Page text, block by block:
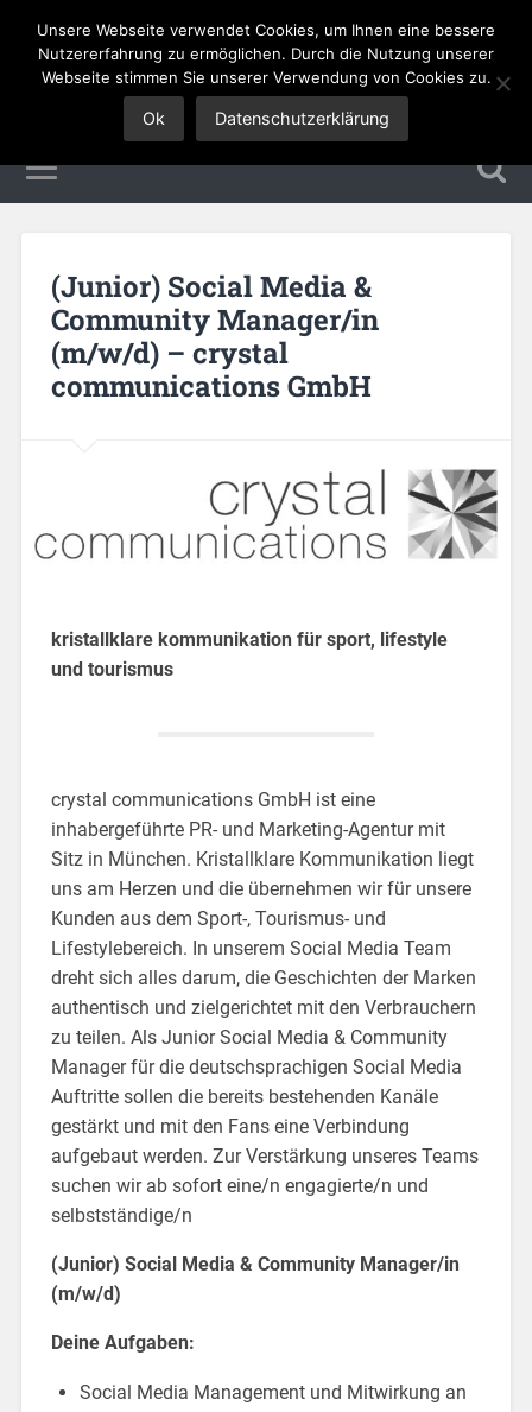
Tourismus Jobs
(Junior) Social Media &
Community Manager/in
(m/w/d) – crystal
communications GmbH
kristallklare kommunikation für sport, lifestyle
und tourismus
crystal communications GmbH ist eine
inhabergeführte PR- und Marketing-Agentur mit
Sitz in München. Kristallklare Kommunikation liegt
uns am Herzen und die übernehmen wir für unsere
Kunden aus dem Sport-, Tourismus- und
Lifestylebereich. In unserem Social Media Team
dreht sich alles darum, die Geschichten der Marken
authentisch und zielgerichtet mit den Verbrauchern
zu teilen. Als Junior Social Media & Community
Manager für die deutschsprachigen Social Media
Auftritte sollen die bereits bestehenden Kanäle
gestärkt und mit den Fans eine Verbindung
aufgebaut werden. Zur Verstärkung unseres Teams
suchen wir ab sofort eine/n engagierte/n und
selbstständige/n
(Junior) Social Media & Community Manager/in
(m/w/d)
Deine Aufgaben:
Social Media Management und Mitwirkung an
Unsere Webseite verwendet Cookies, um Ihnen eine bessere
Nutzererfahrung zu ermöglichen. Durch die Nutzung unserer
Webseite stimmen Sie unserer Verwendung von Cookies zu.
Ok Datenschutzerklärung